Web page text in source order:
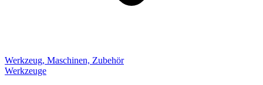
Werkzeug, Maschinen, Zubehör
Werkzeuge